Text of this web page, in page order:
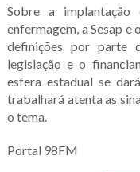
Sobre a
enfermagem, a Sesap e
definições por parte
legislação e o
esfera estadual se
trabalhará atenta as
o tema.
Portal 98FM